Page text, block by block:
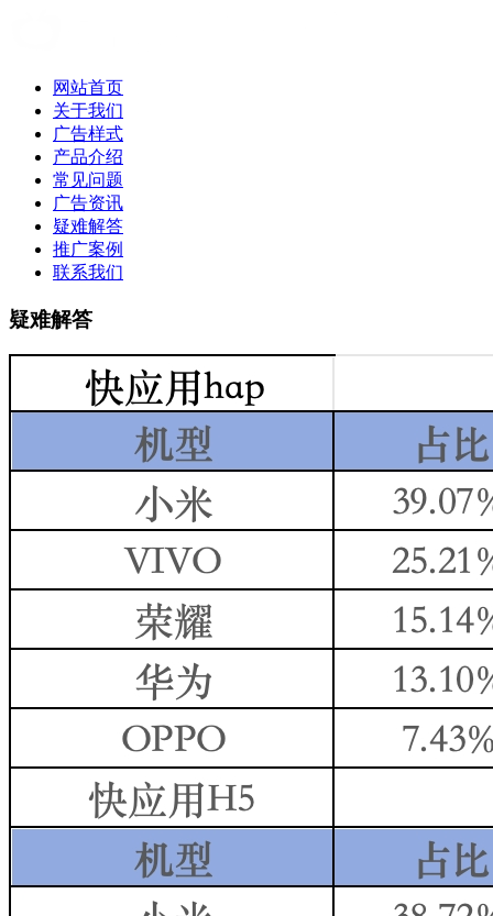
网站首页
关于我们
广告样式
产品介绍
常见问题
广告资讯
疑难解答
推广案例
联系我们
疑难解答
疑难解答|爱奇艺视频广告|爱